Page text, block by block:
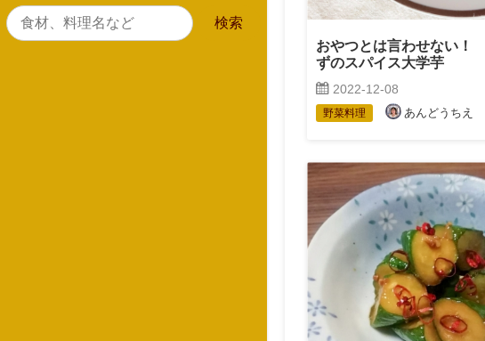
おやつとは言わせない！
ずのスパイス大学芋
2022-12-08
野菜料理 あんどうちえ